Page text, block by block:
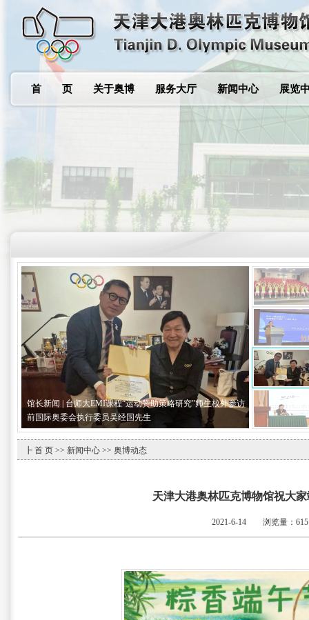
首 页 关于奥博 服务大厅 新闻中心 展览
馆长新闻 | 台师大EMI课程“运动赞助策略研究”师生校外参访
前国际奥委会执行委员吴经国先生
┣ 首 页 >> 新闻中心 >> 奥博动态
天津大港奥林匹克博物馆祝大
2021-6-14 浏览量： 615